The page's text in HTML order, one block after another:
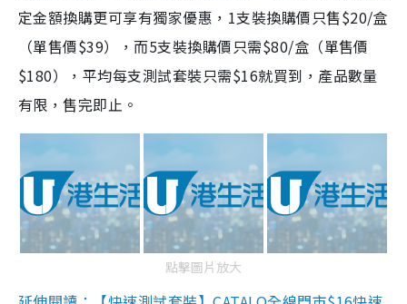
定金額換購更可享有獨家優惠，1支裝換購價只售$20/盒
（單售價$39），而5支裝換購價只需$80/盒（單售價
$180），平均每支測試套裝只需$16就買到，產品數量
有限，售完即止。
點擊圖片放大